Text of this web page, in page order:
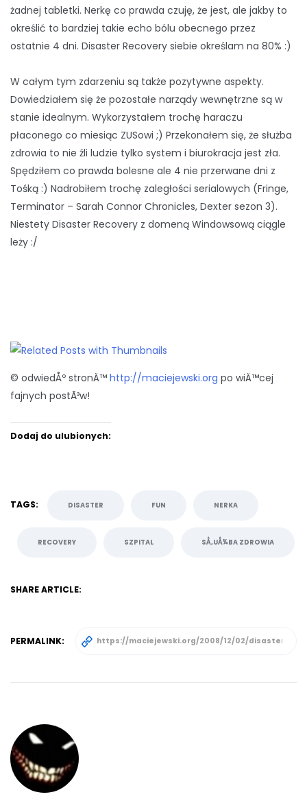
żadnej tabletki. Nerkę co prawda czuję, że jest, ale jakby to
określić to bardziej takie echo bólu obecnego przez
ostatnie 4 dni. Disaster Recovery siebie określam na 80% :)
W całym tym zdarzeniu są także pozytywne aspekty.
Dowiedziałem się że pozostałe narządy wewnętrzne są w
stanie idealnym. Wykorzystałem trochę haraczu
płaconego co miesiąc ZUSowi ;) Przekonałem się, że służba
zdrowia to nie źli ludzie tylko system i biurokracja jest zła.
Spędziłem co prawda bolesne ale 4 nie przerwane dni z
Tośką :) Nadrobiłem trochę zaległości serialowych (Fringe,
Terminator – Sarah Connor Chronicles, Dexter sezon 3).
Niestety Disaster Recovery z domeną Windowsową ciągle
leży :/
© odwiedÅº stronÄ™ http://maciejewski.org po wiÄ™cej
fajnych postÃ³w!
Dodaj do ulubionych:
TAGS: DISASTER FUN NERKA
RECOVERY SZPITAL SÅ‚UÅ¼BA ZDROWIA
SHARE ARTICLE:
PERMALINK: